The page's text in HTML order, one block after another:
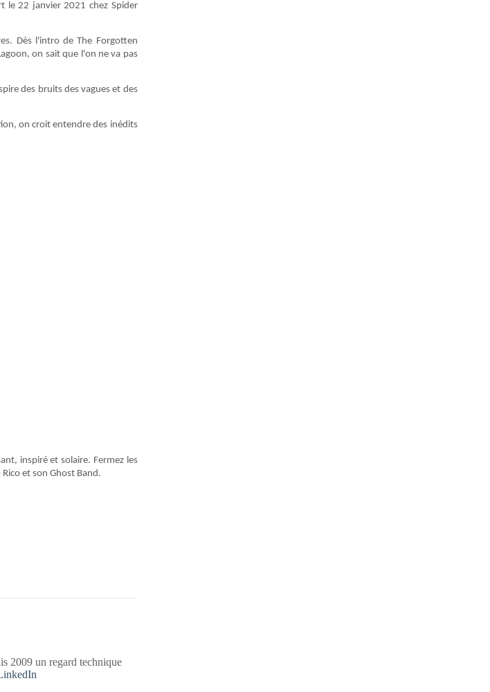
le 22 janvier 2021 chez Spider
Dès l'intro de The Forgotten
on sait que l'on ne va pas
des bruits des vagues et des
on croit entendre des inédits
inspiré et solaire. Fermez les
et son Ghost Band.
2009 un regard technique